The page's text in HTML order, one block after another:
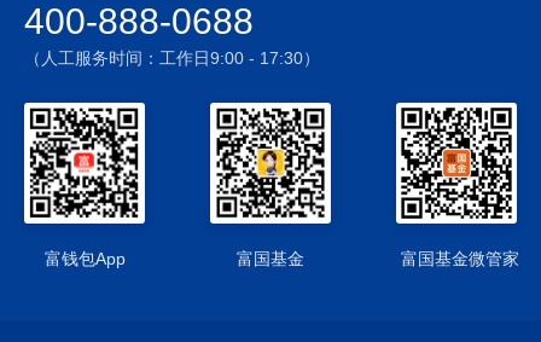
金资产净值5%的现金或者到期日在一年以内的政府债券，其中
现金不包括结算备付金、存出保证金、应收申购款等。会导致
金，需在每个开放日接受投资者的申购或赎回申请，当发生大
额申购和赎回时，将可能对基金净值产生一定冲击。
3、参与黄金租赁业务的风险
本基金可以参与黄金现货租赁业务。为降低基金费用对跟踪偏
离度与跟踪误差的影响，在法律法规允许的前提下，本基金可
以将持有的黄金现货合约借出给信誉良好的机构，取得租赁收
400-888-0688
（人工服务时间：工作日9:00 - 17:30）
富钱包App 富国基金 富国基金微管家